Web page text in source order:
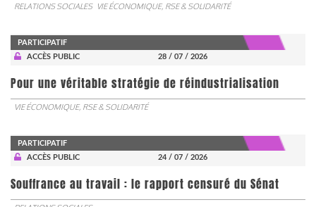
RELATIONS SOCIALES VIE ÉCONOMIQUE, RSE & SOLIDARITÉ
PARTICIPATIF
ACCÈS PUBLIC
28 / 07 / 2026
Pour une véritable stratégie de réindustrialisation
VIE ÉCONOMIQUE, RSE & SOLIDARITÉ
PARTICIPATIF
ACCÈS PUBLIC
24 / 07 / 2026
Souffrance au travail : le rapport censuré du Sénat